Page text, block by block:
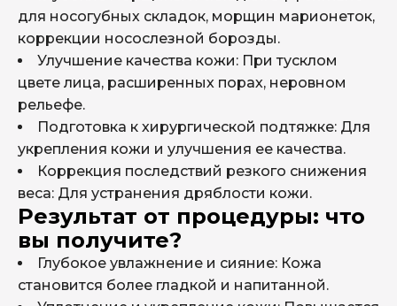
GANA V 10 мл 40000 ₽
для носогубных складок, морщин марионеток,
коррекции носослезной борозды.
Улучшение качества кожи: При тусклом
цвете лица, расширенных порах, неровном
рельефе.
Подготовка к хирургической подтяжке: Для
укрепления кожи и улучшения ее качества.
Коррекция последствий резкого снижения
веса: Для устранения дряблости кожи.
Результат от процедуры: что
вы получите?
Глубокое увлажнение и сияние: Кожа
становится более гладкой и напитанной.